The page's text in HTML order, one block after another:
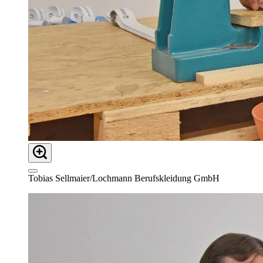
Tobias Sellmaier/Lochmann Berufskleidung GmbH